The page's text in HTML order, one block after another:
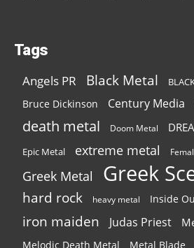
Tags
Angels PR Black Metal
Bruce Dickinson Century Media
death metal Doom Metal
Epic Metal extreme metal
Greek Metal Greek
hard rock heavy metal Inside
iron maiden Judas Priest
Melodic Death Metal Metal Blade